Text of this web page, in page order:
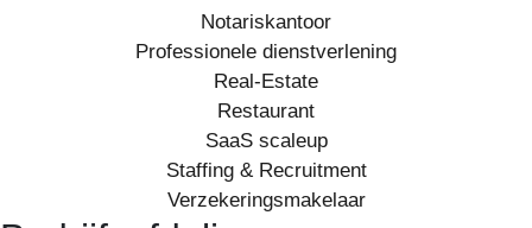
Notariskantoor
Professionele dienstverlening
Real-Estate
Restaurant
SaaS scaleup
Staffing & Recruitment
Verzekeringsmakelaar